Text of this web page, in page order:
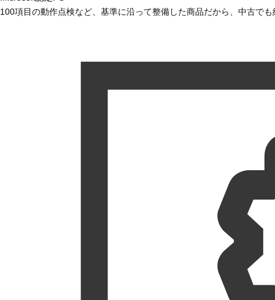
100項目の動作点検など、基準に沿って整備した商品だから、中古で